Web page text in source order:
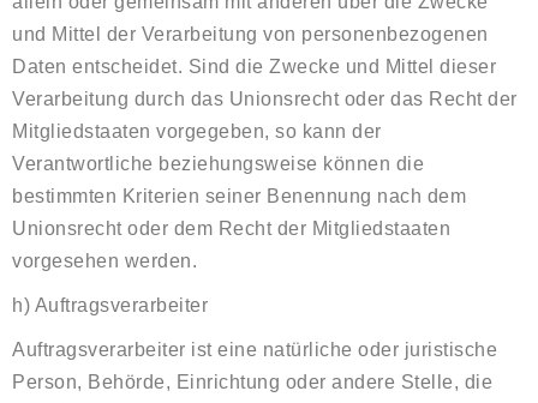
und Mittel der Verarbeitung von personenbezogenen
Daten entscheidet. Sind die Zwecke und Mittel dieser
Verarbeitung durch das Unionsrecht oder das Recht der
Mitgliedstaaten vorgegeben, so kann der
Verantwortliche beziehungsweise können die
bestimmten Kriterien seiner Benennung nach dem
Unionsrecht oder dem Recht der Mitgliedstaaten
vorgesehen werden.
h) Auftragsverarbeiter
Auftragsverarbeiter ist eine natürliche oder juristische
Person, Behörde, Einrichtung oder andere Stelle, die